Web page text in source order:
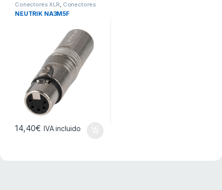
Conectores XLR, Conectores
XLR
NEUTRIK NA3M5F
14,40€ IVA incluido